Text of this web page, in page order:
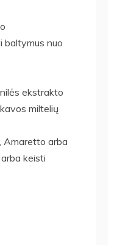
baltymus nuo
ekstrakto
miltelių
Amaretto arba
keisti